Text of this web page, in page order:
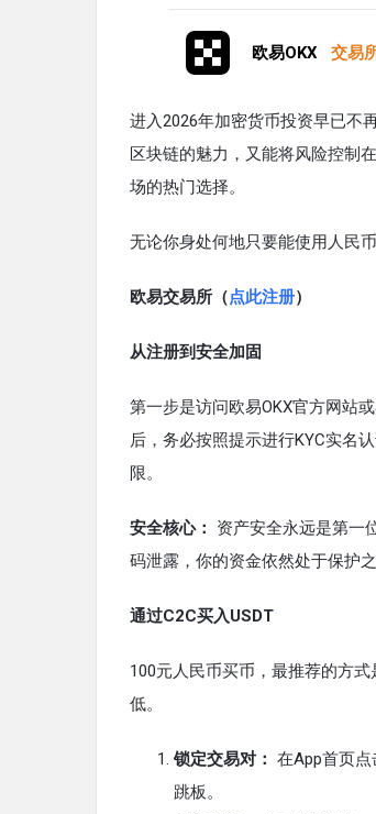
欧易OKX 交易
进入2026年加密货币投资早已不
区块链的魅力，又能将风险控制
场的热门选择。
无论你身处何地只要能使用人民
欧易交易所（点此注册）
从注册到安全加固
第一步是访问欧易OKX官方网站
后，务必按照提示进行KYC实名
限。
安全核心：
资产安全永远是第一
码泄露，你的资金依然处于保护之
通过C2C买入USDT
100元人民币买币，最推荐的方
低。
锁定交易对： 在App首页
跳板。